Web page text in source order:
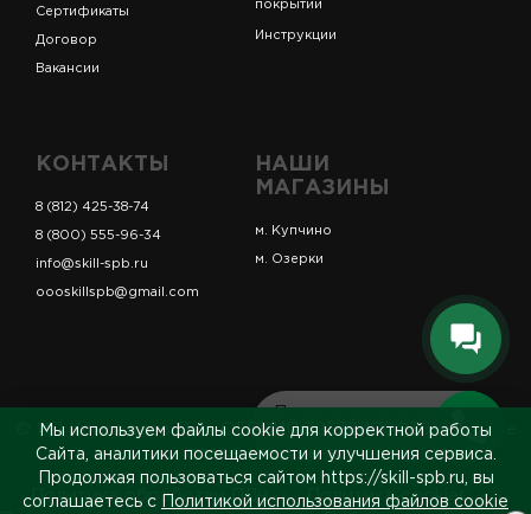
Перезвоним вам
за 5 минут
Сертификаты
Договор
Вакансии
покрытий
Инструкции
КОНТАКТЫ
8 (812) 425-38-74
8 (800) 555-96-34
info@skill-spb.ru
oooskillspb@gmail.com
НАШИ
МАГАЗИНЫ
м. Купчино
м. Озерки
© ИП Коновалов Д.А., ОГРНИП 325784700361023. Все
права защищены.
Политика обработки ПДн
Политика cookies
Мы используем файлы cookie для корректной работы
Сайта, аналитики посещаемости и улучшения сервиса.
Продолжая пользоваться сайтом https://skill-spb.ru, вы
соглашаетесь с
Политикой использования файлов cookie